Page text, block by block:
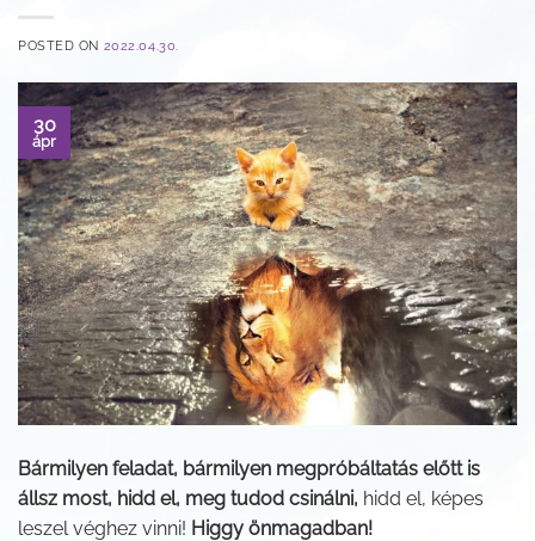
POSTED ON 2022.04.30.
30
ápr
Bármilyen feladat, bármilyen megpróbáltatás előtt is
állsz most, hidd el, meg tudod csinálni, hidd el, képes
leszel véghez vinni! Higgy önmagadban!